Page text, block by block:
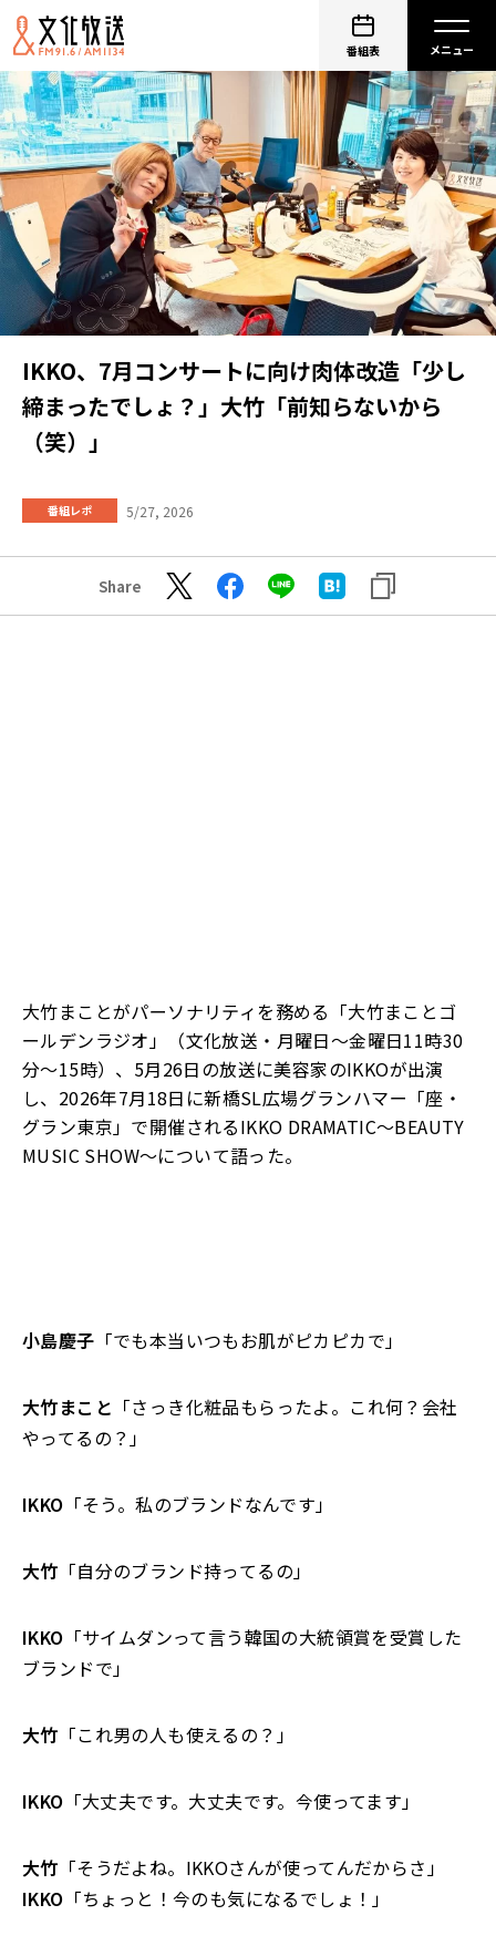
番組表
IKKO、7月コンサートに向け肉体改造「少し
締まったでしょ？」大竹「前知らないから
（笑）」
番組レポ 5/27, 2026
Share
大竹まことがパーソナリティを務める「大竹まことゴ
ールデンラジオ」（文化放送・月曜日～金曜日11時30
分～15時）、5月26日の放送に美容家のIKKOが出演
し、2026年7月18日に新橋SL広場グランハマー「座・
グラン東京」で開催されるIKKO DRAMATIC〜BEAUTY
MUSIC SHOW〜について語った。
小島慶子 「でも本当いつもお肌がピカピカで」
大竹まこと 「さっき化粧品もらったよ。これ何？会社
やってるの？」
IKKO 「そう。私のブランドなんです」
大竹 「自分のブランド持ってるの」
IKKO 「サイムダンって言う韓国の大統領賞を受賞した
ブランドで」
大竹 「これ男の人も使えるの？」
IKKO 「大丈夫です。大丈夫です。今使ってます」
大竹 「そうだよね。IKKOさんが使ってんだからさ」
IKKO 「ちょっと！今のも気になるでしょ！」